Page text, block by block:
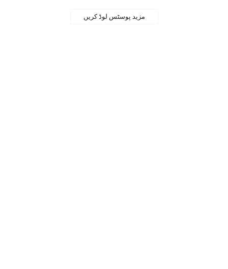
مزید پوسٹس لوڈ کریں